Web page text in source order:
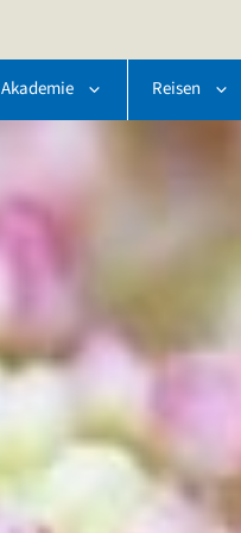
Akademie Reisen